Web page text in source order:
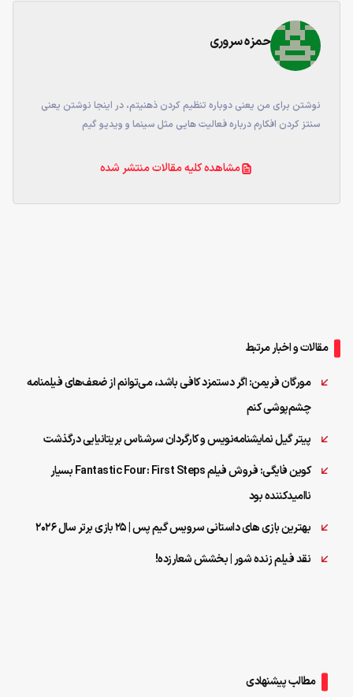
حمزه سروری
نوشتن برای من یعنی دوباره تنظیم کردن ذهنیتم، در اینجا نوشتن یعنی
سنتز کردن افکارم درباره فعالیت هایی مثل سینما و ویدیو گیم
مشاهده کلیه مقالات منتشر شده
مقالات و اخبار مرتبط
مورگان فریمن: اگر دستمزد کافی باشد، می‌توانم از ضعف‌های فیلمنامه
چشم‌پوشی کنم
پیتر گیل نمایشنامه‌نویس و کارگردان سرشناس بریتانیایی درگذشت
کوین فایگی: فروش فیلم Fantastic Four: First Steps بسیار
ناامیدکننده بود
بهترین بازی‌ های داستانی سرویس گیم پس | ۲۵ بازی برتر سال ۲۰۲۶
نقد فیلم زنده شور | بخشش شعارزده!
مطالب پیشنهادی